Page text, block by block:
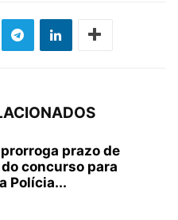
prazo de
concurso para
Polícia...